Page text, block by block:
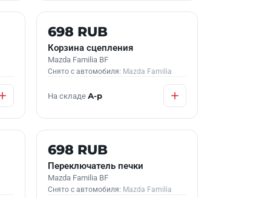
Б/У В НАЛИЧИИ
698 RUB
Корзина сцепления
Mazda Familia BF
Снято с автомобиля: Mazda Familia
На складеА-р
Б/У В НАЛИЧИИ
698 RUB
Переключатель печки
Mazda Familia BF
Снято с автомобиля: Mazda Familia